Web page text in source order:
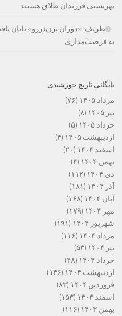
بهزیستی فرزندان طلاق هستند
ظریف: «دوران بزن‌دررو» پایان
به فرصت‌مداری
بایگانی تاریخ خورشیدی
مرداد ۱۴۰۵
(۷۶)
تیر ۱۴۰۵
(۸)
خرداد ۱۴۰۵
(۵)
اردیبهشت ۱۴۰۵
(۴)
اسفند ۱۴۰۴
(۲۰)
بهمن ۱۴۰۴
(۴)
دی ۱۴۰۴
(۱۱۲)
آذر ۱۴۰۴
(۱۸۱)
آبان ۱۴۰۴
(۱۶۸)
مهر ۱۴۰۴
(۱۷۹)
شهریور ۱۴۰۴
(۱۹۱)
مرداد ۱۴۰۴
(۱۱۶)
تیر ۱۴۰۴
(۵۳)
خرداد ۱۴۰۴
(۴۸)
اردیبهشت ۱۴۰۴
(۱۴۶)
فروردین ۱۴۰۴
(۸۳)
اسفند ۱۴۰۳
(۱۵۳)
بهمن ۱۴۰۳
(۱۱۶)